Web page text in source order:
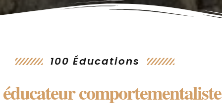
100 Éducations
éducateur comportementaliste